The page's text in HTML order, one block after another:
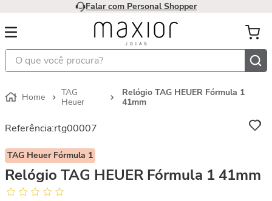
Falar com Personal Shopper
O que você procura?
TAG
Heuer
Relógio TAG HEUER Fórmula 1
41mm
Referência:rtg00007
TAG Heuer Fórmula 1
Relógio TAG HEUER Fórmula 1 41mm